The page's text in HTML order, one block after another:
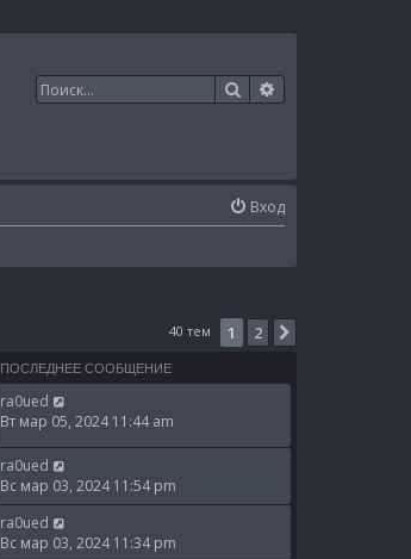
Поиск
Вход
40 тем 1 2
ПОСЛЕДНЕЕ СООБЩЕНИЕ
ra0ued
Вт мар 05, 2024 11:44 am
ra0ued
Вс мар 03, 2024 11:54 pm
ra0ued
Вс мар 03, 2024 11:34 pm